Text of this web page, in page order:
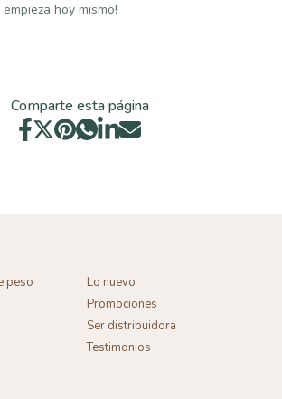
hoy mismo!
Comparte esta página
peso
Lo nuevo
Promociones
Ser distribuidora
Testimonios